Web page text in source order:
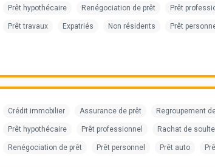
Prêt hypothécaire Renégociation de prêt Prêt
Prêt travaux Expatriés Non résidents Prêt
Crédit immobilier Assurance de prêt Regroupement
Prêt hypothécaire Prêt professionnel Rachat de soulte
Renégociation de prêt Prêt personnel Prêt auto